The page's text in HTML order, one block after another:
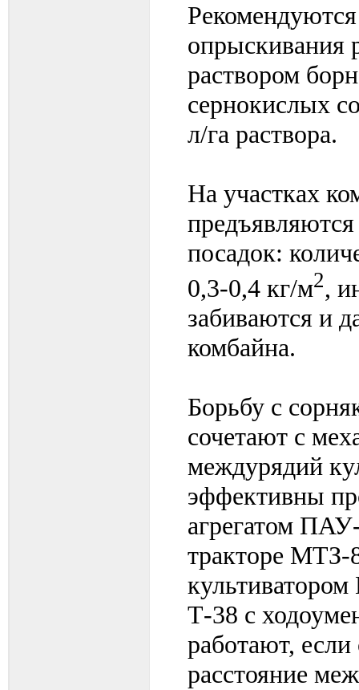
опрыскивания
раствором
сернокислых
л/га раствора.
На участках
посадок:
0,3-0,4 кг/м2,
забиваются и
комбайна.
Борьбу с
сочетают с
междурядий
эффективны
агрегатом
тракторе МТЗ-
Т-38 с
работают,
расстояние